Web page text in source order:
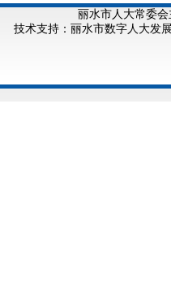
丽水市人大常委会
技术支持：丽水市数字人大发